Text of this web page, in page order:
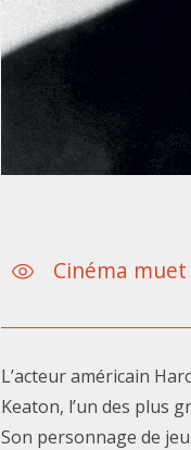
Cinéma muet
L’acteur américain
Keaton, l’un des plus
Son personnage de